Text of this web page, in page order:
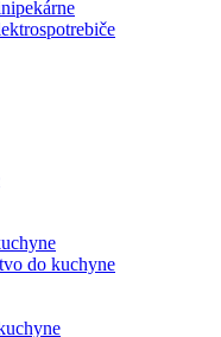
do kuchyne